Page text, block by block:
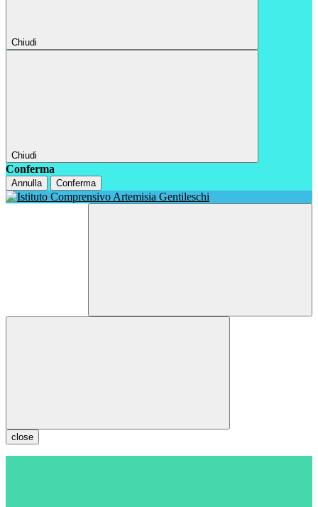
Chiudi
Chiudi
Conferma
Annulla Conferma
close